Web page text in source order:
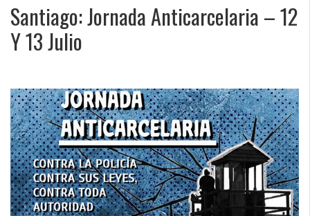
Santiago: Jornada Anticarcelaria – 12
Y 13 Julio